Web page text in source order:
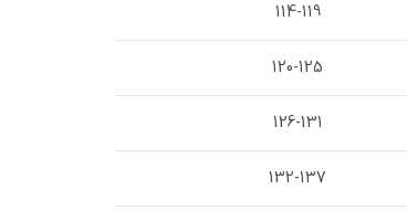
114-119
120-125
126-131
132-137